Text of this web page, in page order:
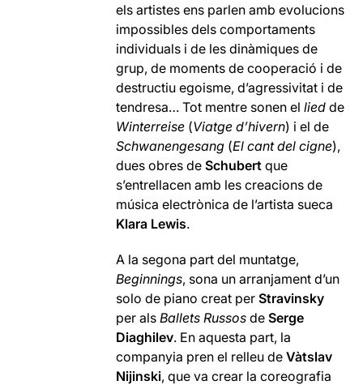
els artistes ens parlen amb evolucions
impossibles dels comportaments
individuals i de les dinàmiques de
grup, de moments de cooperació i de
destructiu egoisme, d’agressivitat i de
tendresa… Tot mentre sonen ellied de
Winterreise (Viatge d’hivern) i el de
Schwanengesang (El cant del cigne),
dues obres deSchubert que
s’entrellacen amb les creacions de
música electrònica de l’artista sueca
Klara Lewis.
A la segona part del muntatge,
Beginnings, sona un arranjament d’un
solo de piano creat perStravinsky
per alsBallets Russos deSerge
Diaghilev. En aquesta part, la
companyia pren el relleu deVàtslav
Nijinski, que va crear la coreografia